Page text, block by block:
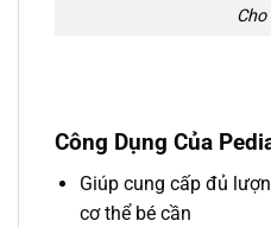
Cho
Công Dụng Của
Giúp cung cấp đủ
cơ thể bé cần